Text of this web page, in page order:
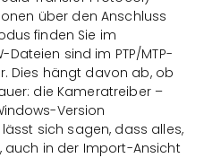
über den Anschluss
finden Sie im
Dateien sind im PTP/MTP-
Dies hängt davon ab, ob
die Kameratreiber –
Version
sich sagen, dass alles,
auch in der Import-Ansicht